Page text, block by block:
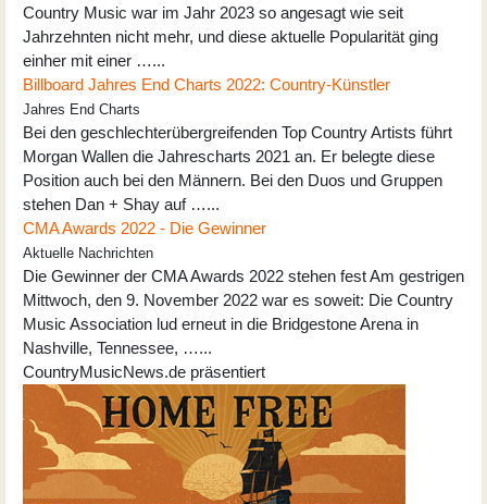
Country Music war im Jahr 2023 so angesagt wie seit
Jahrzehnten nicht mehr, und diese aktuelle Popularität ging
einher mit einer …...
Billboard Jahres End Charts 2022: Country-Künstler
Jahres End Charts
Bei den geschlechterübergreifenden Top Country Artists führt
Morgan Wallen die Jahrescharts 2021 an. Er belegte diese
Position auch bei den Männern. Bei den Duos und Gruppen
stehen Dan + Shay auf …...
CMA Awards 2022 - Die Gewinner
Aktuelle Nachrichten
Die Gewinner der CMA Awards 2022 stehen fest Am gestrigen
Mittwoch, den 9. November 2022 war es soweit: Die Country
Music Association lud erneut in die Bridgestone Arena in
Nashville, Tennessee, …...
CountryMusicNews.de präsentiert